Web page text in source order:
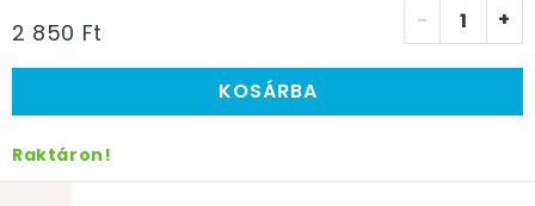
2 850 Ft - +
KOSÁRBA
Raktáron!